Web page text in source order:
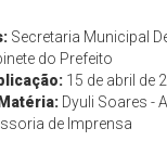
Secretaria Municipal
do Prefeito
15 de abril de
Dyuli Soares -
de Imprensa